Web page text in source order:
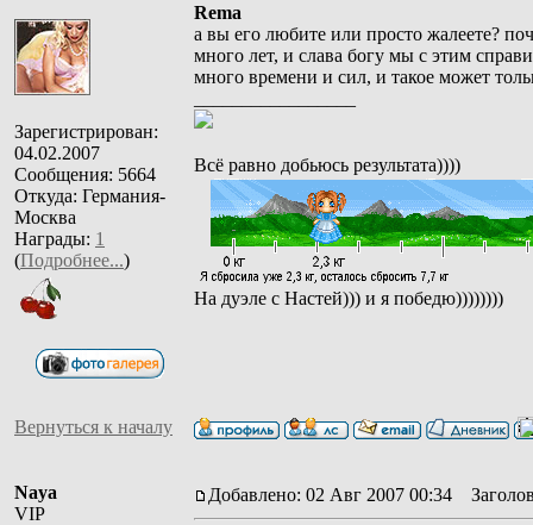
Зарегистрирован:
04.02.2007
Сообщения: 5664
Откуда: Германия-
Москва
Награды: 1
(Подробнее...)
Rema
а вы его любите или просто жалеете?
много лет, и слава богу мы с этим
много времени и сил, и такое может
Всё равно добьюсь результата))))
На дуэле с Настей))) и я победю))))))))
Вернуться к началу
Naya
VIP
Добавлено: 02 Авг 2007 00:34